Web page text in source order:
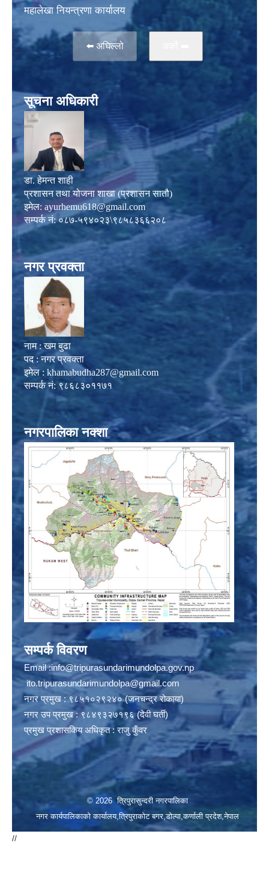
महालेखा नियन्त्रणा कार्यालय
⬅️ अघिल्लो
सूचना अधिकारी
डा. हेमन्त शाही
प्रशासन तथा योजना शाखा (प्रशासन सातौ)
इमेल: ayurhemu618@gmail.com
सम्पर्क नं: ०८७-५९४०२३\९८५८३६६२०८
नगर प्रवक्ता
नाम : खम बुढा
पद : नगर प्रवक्ता
इमेल : khamabudha287@gmail.com
सम्पर्क नं: ९८६८३०११७१
नगरपालिका नक्शा
सम्पर्क विवरण
Email :info@tripurasundarimundolpa.gov.np
ito.tripurasundarimundolpa@gmail.com
नगर प्रमुख : ९८५१०२९२४० (जनचन्द्र रोकाया)
नगर उप प्रमुख : ९८४९३२७१९६ (देवी घर्ती)
प्रमुख प्रशासकिय अधिकृत : राजु कुँवर
© 2026 त्रिपुरासुन्दरी नगरपालिका
नगर कार्यपालिकाको कार्यालय,त्रिपुराकोट बगर,डोल्पा,कर्णाली प्रदेश,नेपाल
//